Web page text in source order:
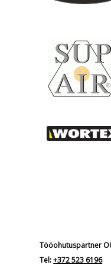
Tööohutuspartner
Tel:+372 523 6196